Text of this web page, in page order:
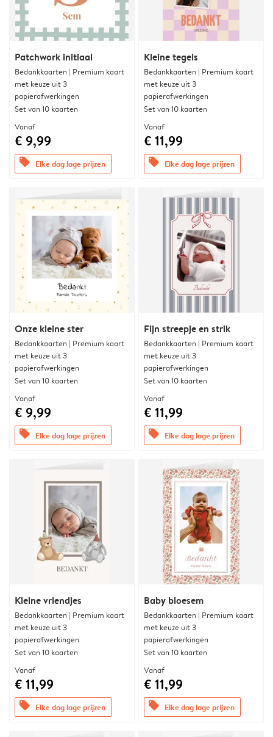
Patchwork initiaal
Bedankkaarten | Premium kaart
met keuze uit 3
papierafwerkingen
Set van 10 kaarten
Vanaf
€ 9,99
offers Elke dag lage prijzen
Kleine tegels
Bedankkaarten | Premium kaart
met keuze uit 3
papierafwerkingen
Set van 10 kaarten
Vanaf
€ 11,99
offers Elke dag lage prijzen
Onze kleine ster
Bedankkaarten | Premium kaart
met keuze uit 3
papierafwerkingen
Set van 10 kaarten
Vanaf
€ 9,99
offers Elke dag lage prijzen
Fijn streepje en strik
Bedankkaarten | Premium kaart
met keuze uit 3
papierafwerkingen
Set van 10 kaarten
Vanaf
€ 11,99
offers Elke dag lage prijzen
Kleine vriendjes
Bedankkaarten | Premium kaart
met keuze uit 3
papierafwerkingen
Set van 10 kaarten
Vanaf
€ 11,99
offers Elke dag lage prijzen
Baby bloesem
Bedankkaarten | Premium kaart
met keuze uit 3
papierafwerkingen
Set van 10 kaarten
Vanaf
€ 11,99
offers Elke dag lage prijzen